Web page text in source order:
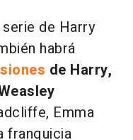
de Harry
habrá
de Harry,
Emma
franquicia